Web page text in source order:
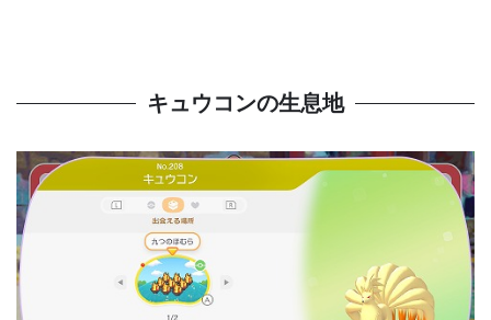
キュウコンの生息地